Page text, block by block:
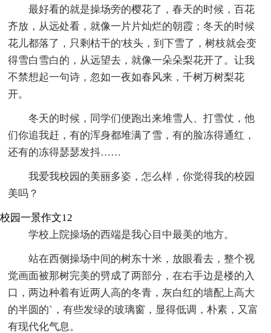
最好看的就是操场旁的樱花了，春天的时候，百花
齐放，从远处看，就像一片片灿烂的朝霞；冬天的时候
花儿都落了，只剩枯干的'枝头，到下雪了，树枝就会变
得雪白雪白的，从远望去，就像一朵朵梨花开了。让我
不禁想起一句诗，忽如一夜如春风来，千树万树梨花
开。
冬天的时候，同学们便跑出来堆雪人、打雪仗，他
们你追我赶，有的浑身都堆满了雪，有的脸冻得通红，
还有的冻得瑟瑟发抖……
我爱我校园的美丽多姿，怎么样，你觉得我的校园
美吗？
校园一景作文12
学校上院操场的西端是我心目中最美的地方。
站在西侧操场中间的树东十米，放眼看去，整个视
觉画面被那树完美的劈成了两部分，在右手边是楼的入
口，两边种着有近两人高的冬青，灰白红的墙配上高大
的半圆的`，有些发绿的玻璃窗，显得低调，朴素，又富
有现代化气息。